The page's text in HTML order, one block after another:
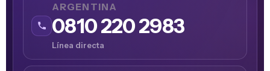
ARGENTINA
0810 220 2983
Línea directa